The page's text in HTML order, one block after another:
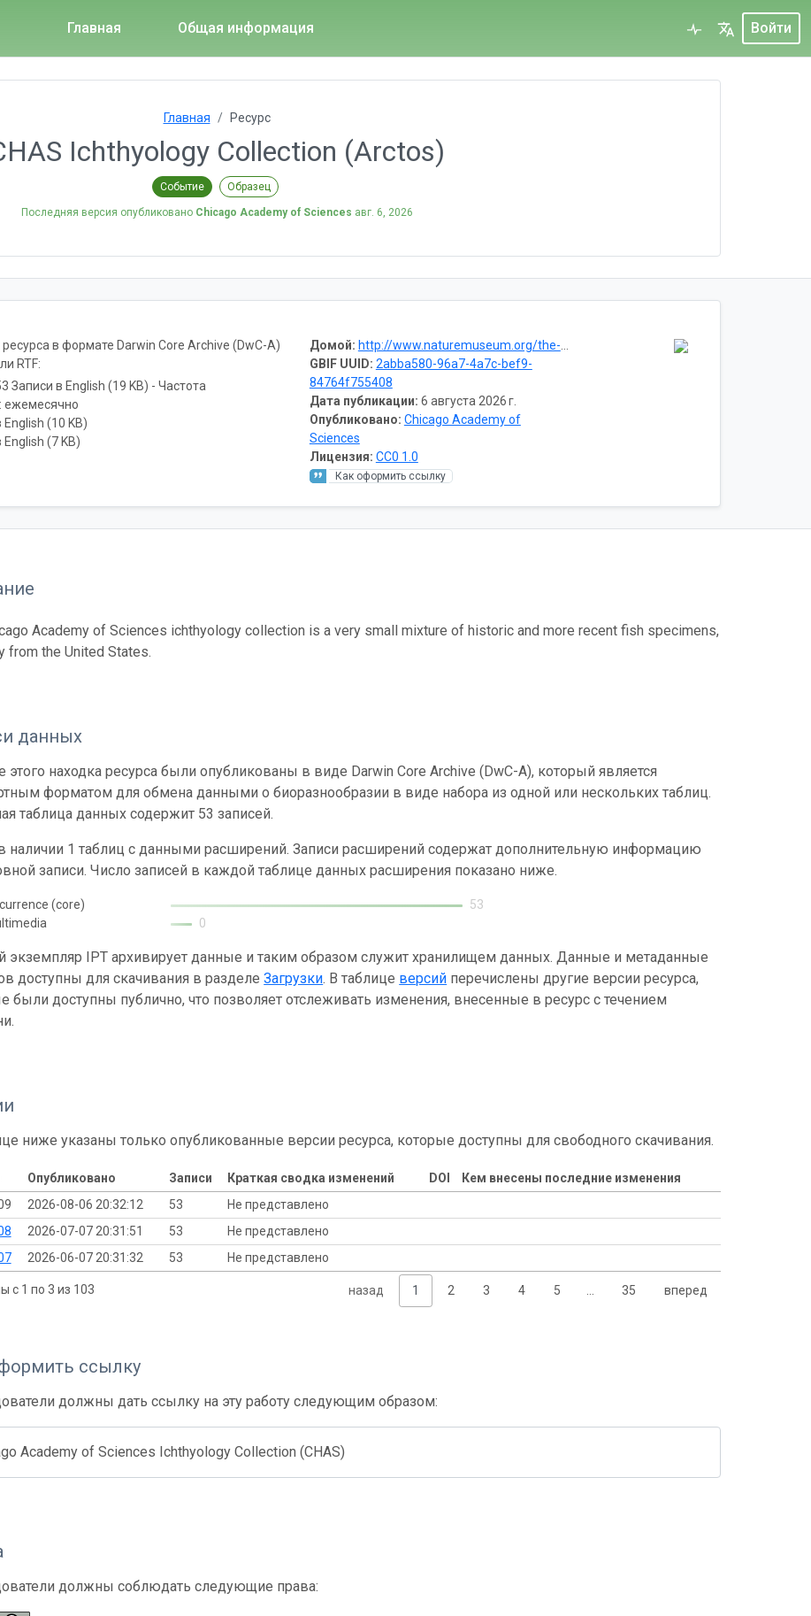
Главная Общая информация Войти
Главная Ресурс
Ichthyology Collection (Arctos)
Событие Образец
Последняя версия опубликовано Chicago Academy of Sciences авг. 6, 2026
Домой: http://www.naturemuseum.org/the-museum/collections/vertebrates
GBIF UUID: 2abba580-96a7-4a7c-bef9-
84764f755408
Дата публикации: 6 августа 2026 г.
Опубликовано: Chicago Academy of
Sciences
Лицензия: CC0 1.0
Как оформить ссылку
в формате Darwin Core Archive (DwC-A)
RTF:
Записи в English (19 KB) - Частота
ежемесячно
English (10 KB)
English (7 KB)
Academy of Sciences ichthyology collection is a very small mixture of historic and more recent fish specimens,
from the United States.
данных
находка ресурса были опубликованы в виде Darwin Core Archive (DwC-A), который является
форматом для обмена данными о биоразнообразии в виде набора из одной или нескольких таблиц.
таблица данных содержит 53 записей.
наличии 1 таблиц с данными расширений. Записи расширений содержат дополнительную информацию
записи. Число записей в каждой таблице данных расширения показано ниже.
(core)
53
0
экземпляр IPT архивирует данные и таким образом служит хранилищем данных. Данные и метаданные
доступны для скачивания в разделеЗагрузки. В таблице версий перечислены другие версии ресурса,
были доступны публично, что позволяет отслеживать изменения, внесенные в ресурс с течением
ниже указаны только опубликованные версии ресурса, которые доступны для свободного скачивания.
Опубликовано Записи Краткая сводка изменений DOI
Кем внесены последние изменения
2026-08-06 20:32:12 53
Не представлено
2026-07-07 20:31:51 53
Не представлено
2026-06-07 20:31:32 53 Не представлено
с 1 по 3 из 103 назад 1 2 3 4 5 … 35 вперед
ссылку
должны дать ссылку на эту работу следующим образом:
Academy of Sciences Ichthyology Collection (CHAS)
должны соблюдать следующие права: